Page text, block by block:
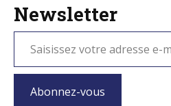
Newsletter
Abonnez-vous